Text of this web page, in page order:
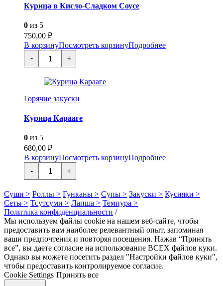
Курица в Кисло-Сладком Соусе
0 из 5
750,00 ₽
В корзинуПосмотреть корзинуПодробнее
-
Количество
товара
Курица
Кисло-
Соусе
+
Горячие закуски
Курица Карааге
0 из 5
680,00 ₽
В корзинуПосмотреть корзинуПодробнее
-
Количество
товара
Курица
Карааге
+
Суши > Роллы > Гунканы > Супы > Закуски > Кусияки >
Сеты > Тсутсуми > Лапша > Темпура >
Политика конфиденциальности /
Мы используем файлы cookie на нашем веб-сайте, чтобы
предоставить вам наиболее релевантный опыт, запоминая
ваши предпочтения и повторяя посещения. Нажав “Принять
все”, вы даете согласие на использование ВСЕХ файлов куки.
Однако вы можете посетить раздел "Настройки файлов куки",
чтобы предоставить контролируемое согласие.
Cookie Settings Принять все